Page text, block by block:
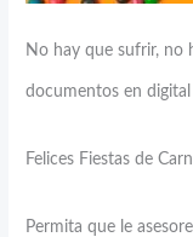
No hay que sufrir, no
documentos en
Felices Fiestas de
Permita que le